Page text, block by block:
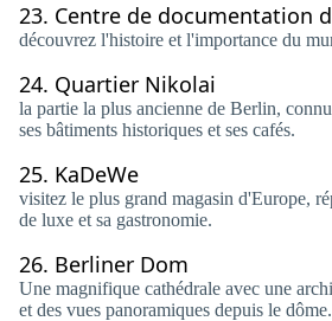
23. Centre de documentation
découvrez l'histoire et l'importance du
24. Quartier Nikolai
la partie la plus ancienne de Berlin,
ses bâtiments historiques et ses cafés.
25. KaDeWe
visitez le plus grand magasin d'Europe,
de luxe et sa gastronomie.
26. Berliner Dom
Une magnifique cathédrale avec une
et des vues panoramiques depuis le dôme.